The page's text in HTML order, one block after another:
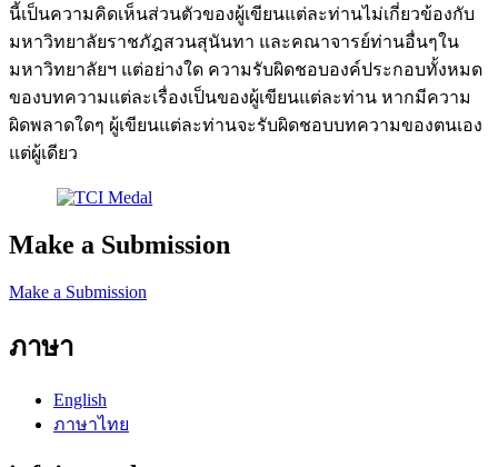
นี้เป็นความคิดเห็นส่วนตัวของผู้เขียนแต่ละท่านไม่เกี่ยวข้องกับ
มหาวิทยาลัยราชภัฎสวนสุนันทา และคณาจารย์ท่านอื่นๆใน
มหาวิทยาลัยฯ แต่อย่างใด ความรับผิดชอบองค์ประกอบทั้งหมด
ของบทความแต่ละเรื่องเป็นของผู้เขียนแต่ละท่าน หากมีความ
ผิดพลาดใดๆ ผู้เขียนแต่ละท่านจะรับผิดชอบบทความของตนเอง
แต่ผู้เดียว
Make a Submission
Make a Submission
ภาษา
English
ภาษาไทย